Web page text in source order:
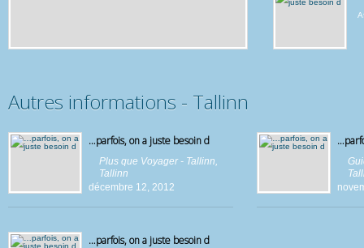
Autres informations - Tallinn
…parfois, on a juste besoin d
Plus que Voyager - Tallinn,
Tallinn
décembre 12, 2012
…parfois, on a juste besoin d